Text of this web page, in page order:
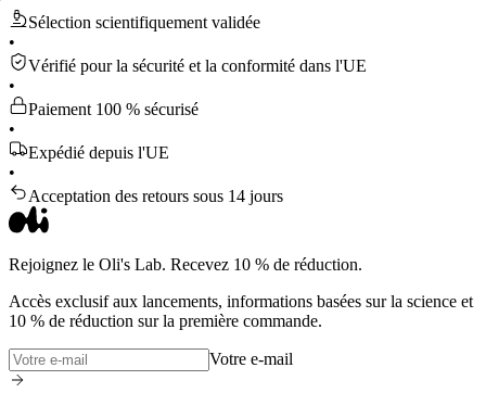
Sélection scientifiquement validée
•
Vérifié pour la sécurité et la conformité dans l'UE
•
Paiement 100 % sécurisé
•
Expédié depuis l'UE
•
Acceptation des retours sous 14 jours
Rejoignez le Oli's Lab. Recevez 10 % de réduction.
Accès exclusif aux lancements, informations basées sur la science et
10 % de réduction sur la première commande.
Votre e-mail